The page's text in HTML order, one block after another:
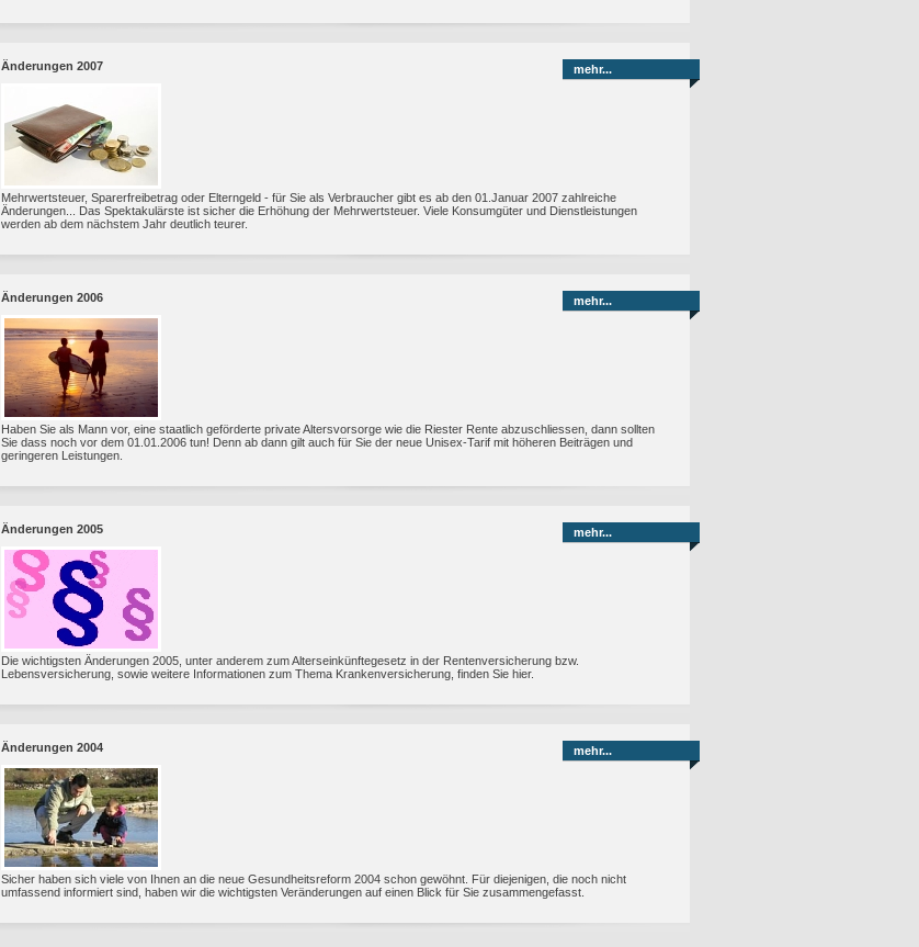
Änderungen 2007
Mehrwertsteuer, Sparerfreibetrag oder Elterngeld - für Sie als Verbraucher gibt es ab den 01.Januar 2007 zahlreiche
Änderungen... Das Spektakulärste ist sicher die Erhöhung der Mehrwertsteuer. Viele Konsumgüter und Dienstleistungen
werden ab dem nächstem Jahr deutlich teurer.
mehr...
Änderungen 2006
Haben Sie als Mann vor, eine staatlich geförderte private Altersvorsorge wie die Riester Rente abzuschliessen, dann sollten
Sie dass noch vor dem 01.01.2006 tun! Denn ab dann gilt auch für Sie der neue Unisex-Tarif mit höheren Beiträgen und
geringeren Leistungen.
mehr...
Änderungen 2005
Die wichtigsten Änderungen 2005, unter anderem zum Alterseinkünftegesetz in der Rentenversicherung bzw.
Lebensversicherung, sowie weitere Informationen zum Thema Krankenversicherung, finden Sie hier.
mehr...
Änderungen 2004
Sicher haben sich viele von Ihnen an die neue Gesundheitsreform 2004 schon gewöhnt. Für diejenigen, die noch nicht
umfassend informiert sind, haben wir die wichtigsten Veränderungen auf einen Blick für Sie zusammengefasst.
mehr...